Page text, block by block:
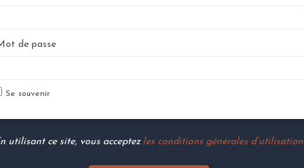
de passe
Se souvenir
utilisant ce site, vous acceptez les conditions générales d’utilisation